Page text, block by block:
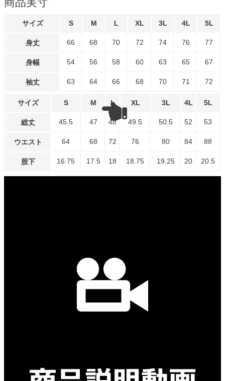
サイズ S M L XL 3L 4L 5L
身丈 66 68 70 72 74 76 77
身幅 54 56 58 60 63 65 67
袖丈 63 64 66 68 70 71 72
サイズ S M L XL 3L 4L 5L
総丈 45.5 47 48 49.5 50.5 52 53
ウエスト 64 68 72 76 80 84 88
股下 16.75 17.5 18 18.75 19.25 20 20.5